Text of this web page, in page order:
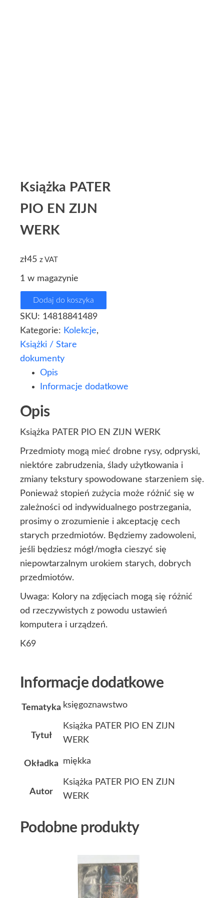
Książka PATER
PIO EN ZIJN
WERK
zł45 z VAT
1 w magazynie
Dodaj do koszyka
SKU: 14818841489
Kategorie: Kolekcje,
Książki / Stare
dokumenty
Opis
Informacje dodatkowe
Opis
Książka PATER PIO EN ZIJN WERK
Przedmioty mogą mieć drobne rysy, odpryski,
niektóre zabrudzenia, ślady użytkowania i
zmiany tekstury spowodowane starzeniem się.
Ponieważ stopień zużycia może różnić się w
zależności od indywidualnego postrzegania,
prosimy o zrozumienie i akceptację cech
starych przedmiotów. Będziemy zadowoleni,
jeśli będziesz mógł/mogła cieszyć się
niepowtarzalnym urokiem starych, dobrych
przedmiotów.
Uwaga: Kolory na zdjęciach mogą się różnić
od rzeczywistych z powodu ustawień
komputera i urządzeń.
K69
Informacje dodatkowe
Tematyka księgoznawstwo
Tytuł
Książka PATER PIO EN ZIJN
WERK
Okładka miękka
Autor
Książka PATER PIO EN ZIJN
WERK
Podobne produkty